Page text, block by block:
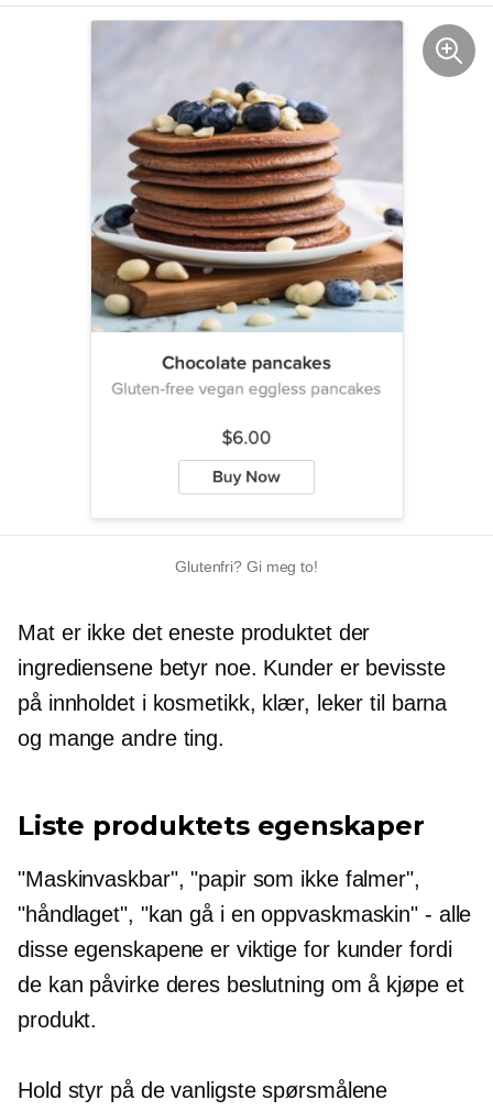
Glutenfri? Gi meg to!
Mat er ikke det eneste produktet der
ingrediensene betyr noe. Kunder er bevisste
på innholdet i kosmetikk, klær, leker til barna
og mange andre ting.
Liste produktets egenskaper
"Maskinvaskbar", "papir som ikke falmer",
"håndlaget", "kan gå i en oppvaskmaskin" - alle
disse egenskapene er viktige for kunder fordi
de kan påvirke deres beslutning om å kjøpe et
produkt.
Hold styr på de vanligste spørsmålene